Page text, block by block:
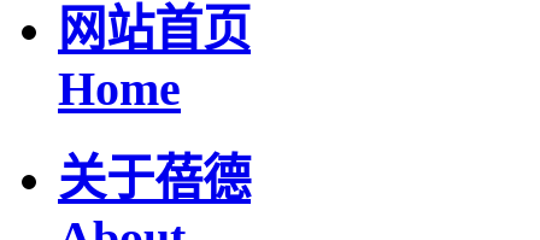
网站首页
Home
关于蓓德